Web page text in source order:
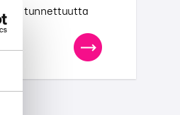
tunnettuutta